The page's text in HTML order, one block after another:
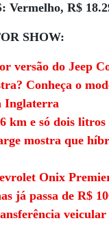
Vermelho, R$
SHOW:
versão do Jeep
Conheça o
Inglaterra
km e só dois litros
mostra que
Onix
já passa de R$